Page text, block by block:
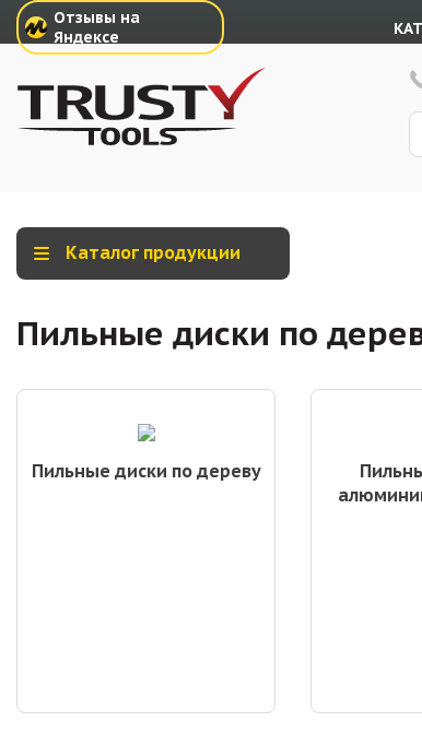
Отзывы на
Яндексе
Каталог продукции
Пильные диски по
Пильные диски по дереву